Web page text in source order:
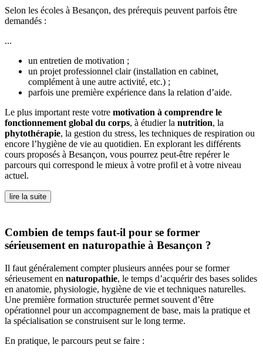
Selon les écoles à Besançon, des prérequis peuvent parfois être
demandés :
...
un entretien de motivation ;
un projet professionnel clair (installation en cabinet,
complément à une autre activité, etc.) ;
parfois une première expérience dans la relation d’aide.
Le plus important reste votre motivation à comprendre le
fonctionnement global du corps, à étudier la nutrition, la
phytothérapie, la gestion du stress, les techniques de respiration ou
encore l’hygiène de vie au quotidien. En explorant les différents
cours proposés à Besançon, vous pourrez peut-être repérer le
parcours qui correspond le mieux à votre profil et à votre niveau
actuel.
lire la suite
Combien de temps faut-il pour se former
sérieusement en naturopathie à Besançon ?
Il faut généralement compter plusieurs années pour se former
sérieusement en naturopathie, le temps d’acquérir des bases solides
en anatomie, physiologie, hygiène de vie et techniques naturelles.
Une première formation structurée permet souvent d’être
opérationnel pour un accompagnement de base, mais la pratique et
la spécialisation se construisent sur le long terme.
En pratique, le parcours peut se faire :